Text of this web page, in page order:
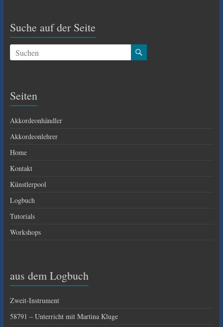
Suche auf der Seite
Seiten
Akkordeonhändler
Akkordeonlehrer
Home
Kontakt
Künstlerpool
Logbuch
Tutorials
Workshops
aus dem Logbuch
Zweit-Instrument
58791 – Unterricht mit Martina Kluge